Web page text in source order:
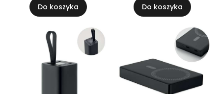
Do koszyka Do koszyka